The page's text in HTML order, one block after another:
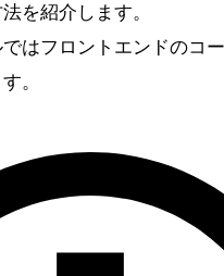
を紹介します。
はフロントエンドのコー
。